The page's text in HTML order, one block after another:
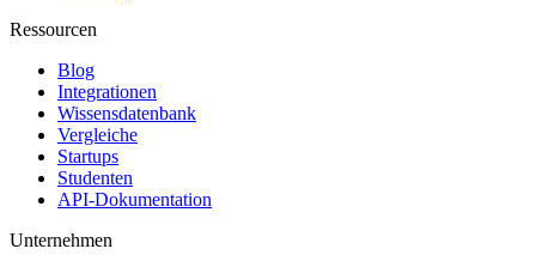
Ressourcen
Blog
Integrationen
Wissensdatenbank
Vergleiche
Startups
Studenten
API-Dokumentation
Unternehmen